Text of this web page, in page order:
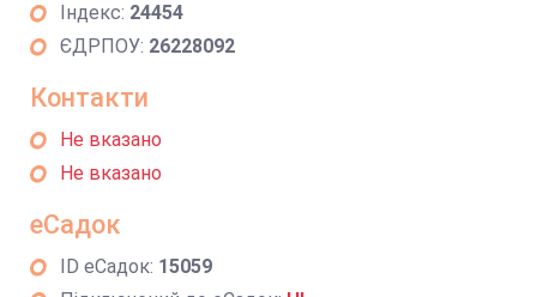
Індекс: 24454
ЄДРПОУ: 26228092
Контакти
Не вказано
Не вказано
еСадок
ID еСадок: 15059